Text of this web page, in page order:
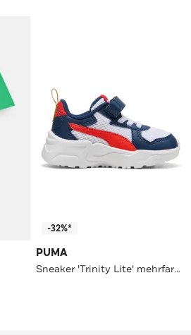
-32%*
PUMA
Sneaker 'Trinity Lite' mehrfarbig